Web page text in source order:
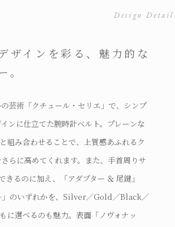
Design Detail
ザインを彩る、魅力的な
。
芸術「クチュール・セリエ」で、シンプ
ンに仕立てた腕時計ベルト。プレーンな
組み合わせることで、上質感あふれるク
らに高めてくれます。また、手首周りサ
るのに加え、「アダプター ＆ 尾鍵」
」のいずれかを、Silver／Gold／Black／
選べるのも魅力。表面「ノヴォナッ